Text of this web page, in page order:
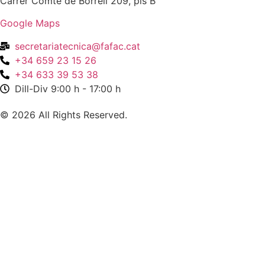
Google Maps
secretariatecnica@fafac.cat
+34 659 23 15 26
+34 633 39 53 38
Dill-Div 9:00 h - 17:00 h
© 2026 All Rights Reserved.